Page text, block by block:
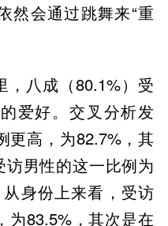
然会通过跳舞来“重
，八成（80.1%）受
爱好。交叉分析发
更高，为82.7%，其
男性的这一比例为
身份上来看，受访
为83.5%，其次是在